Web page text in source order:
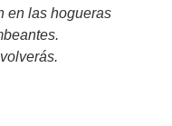
en las hogueras